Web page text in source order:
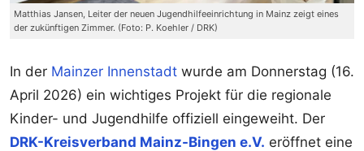
Matthias Jansen, Leiter der neuen Jugendhilfeeinrichtung in Mainz zeigt eines
der zukünftigen Zimmer. (Foto: P. Koehler / DRK)
In der Mainzer Innenstadt wurde am Donnerstag (16.
April 2026) ein wichtiges Projekt für die regionale
Kinder- und Jugendhilfe offiziell eingeweiht. Der
DRK-Kreisverband Mainz-Bingen e.V. eröffnet eine